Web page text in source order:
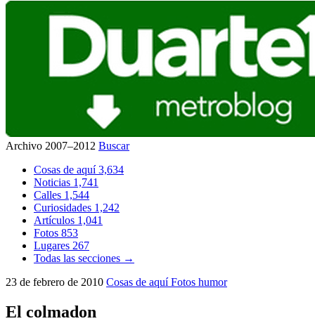
Archivo 2007–2012 Buscar
Cosas de aquí3,634
Noticias 1,741
Calles 1,544
Curiosidades 1,242
Artículos 1,041
Fotos 853
Lugares 267
Todas las secciones →
23 de febrero de 2010 Cosas de aquíFotos humor
El colmadon